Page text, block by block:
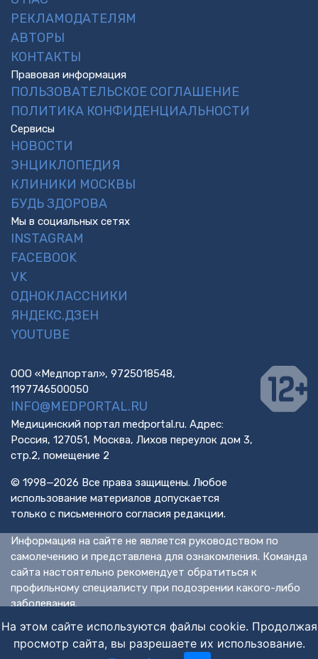
РЕКЛАМОДАТЕЛЯМ
АВТОРЫ
КОНТАКТЫ
Правовая информация
ПОЛЬЗОВАТЕЛЬСКОЕ СОГЛАШЕНИЕ
ПОЛИТИКА КОНФИДЕНЦИАЛЬНОСТИ
Сервисы
НОВОСТИ
ЭНЦИКЛОПЕДИЯ
КЛИНИКИ МОСКВЫ
БУДЬ ЗДОРОВА
Мы в социальных сетях
INSTAGRAM
FACEBOOK
VK
ОДНОКЛАССНИКИ
ЯНДЕКС.ДЗЕН
YOUTUBE
ООО «Медпортал», 9725018548,
1197746500050
INFO@MEDPORTAL.RU
Медицинский портал medportal.ru. Адрес:
Россия, 127051, Москва, Лихов переулок дом 3,
стр.2, помещение 2
© 1998—2026 Все права защищены. Любое
использование материалов допускается
только с письменного согласия редакции.
Информация на сайте не является руководством по
самолечению и представлена для ознакомления. Команда
сайта настоятельно рекомендует обратиться к
профильному специалисту при подозрении какого-либо
заболевания.
ИМЕЮТСЯ ПРОТИВОПОКАЗАНИЯ. НЕОБХОДИМА
КОНСУЛЬТАЦИЯ СПЕЦИАЛИСТА.
На этом сайте используются файлы cookie. Продолжая
просмотр сайта, вы разрешаете их использование.